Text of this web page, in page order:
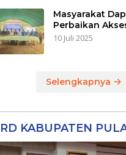
Masyarakat
Perbaikan
10 Juli 2025
Selengkapnya
KABUPATEN